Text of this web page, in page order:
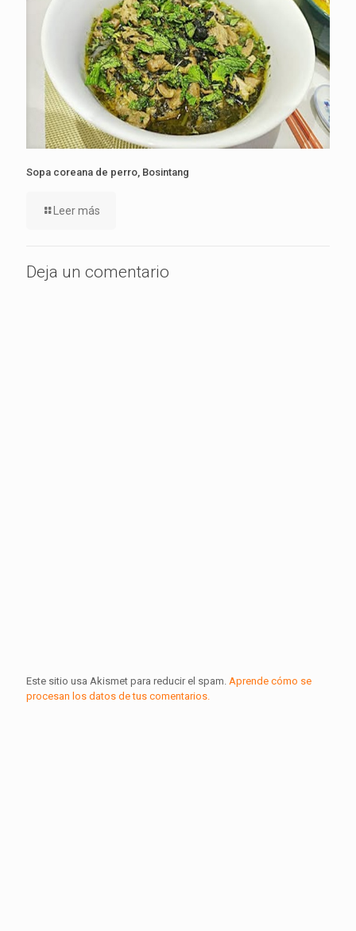
Sopa coreana de perro, Bosintang
Leer más
Deja un comentario
Este sitio usa Akismet para reducir el spam. Aprende cómo se
procesan los datos de tus comentarios.